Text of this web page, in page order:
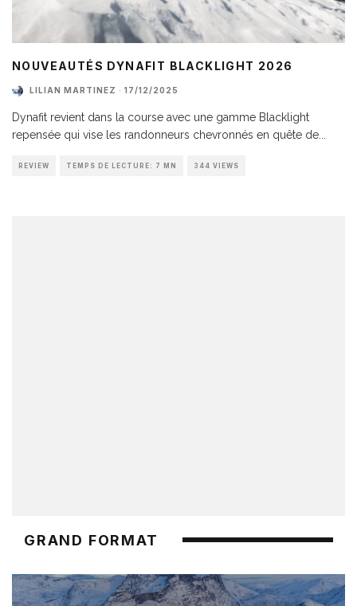
NOUVEAUTÉS DYNAFIT BLACKLIGHT 2026
LILIAN MARTINEZ · 17/12/2025
Dynafit revient dans la course avec une gamme Blacklight
repensée qui vise les randonneurs chevronnés en quête de
REVIEW TEMPS DE LECTURE: 7 MN 344 VIEWS
GRAND FORMAT